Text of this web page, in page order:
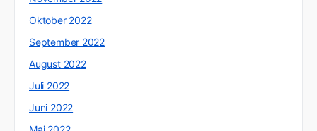
Oktober 2022
September 2022
August 2022
Juli 2022
Juni 2022